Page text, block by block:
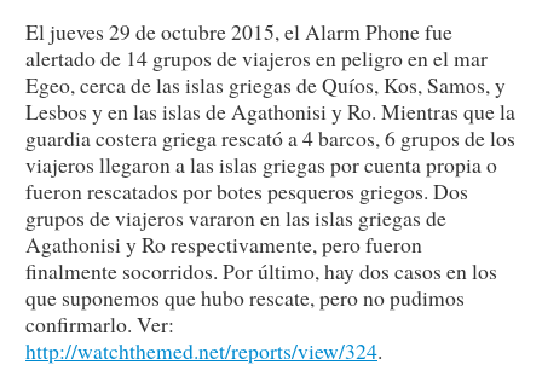
El jueves 29 de octubre 2015, el Alarm Phone fue
alertado de 14 grupos de viajeros en peligro en el mar
Egeo, cerca de las islas griegas de Quíos, Kos, Samos, y
Lesbos y en las islas de Agathonisi y Ro. Mientras que la
guardia costera griega rescató a 4 barcos, 6 grupos de los
viajeros llegaron a las islas griegas por cuenta propia o
fueron rescatados por botes pesqueros griegos. Dos
grupos de viajeros vararon en las islas griegas de
Agathonisi y Ro respectivamente, pero fueron
finalmente socorridos. Por último, hay dos casos en los
que suponemos que hubo rescate, pero no pudimos
confirmarlo. Ver:
http://watchthemed.net/reports/view/324.